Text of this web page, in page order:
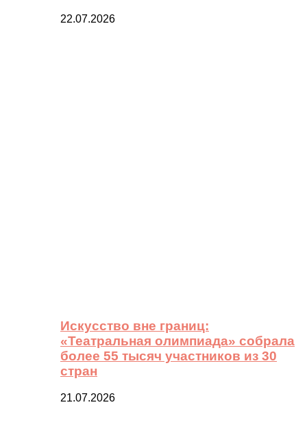
22.07.2026
Искусство вне границ:
«Театральная олимпиада» собрала
более 55 тысяч участников из 30
стран
21.07.2026